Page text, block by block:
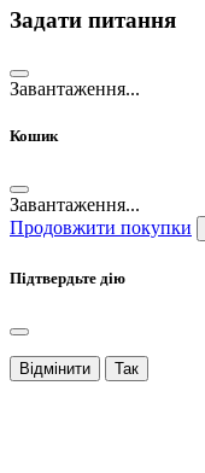
Задати питання
Завантаження...
Кошик
Завантаження...
Продовжити покупки
Підтвердьте дію
Відмінити Так